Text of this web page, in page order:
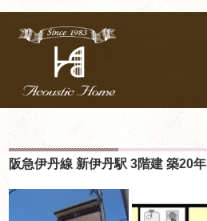
阪急伊丹線 新伊丹駅 3階建 築20年